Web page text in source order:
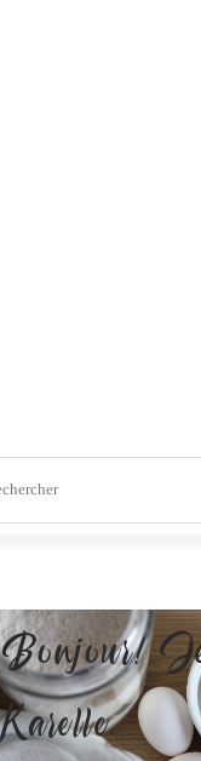
Bonjour!
Karelle.